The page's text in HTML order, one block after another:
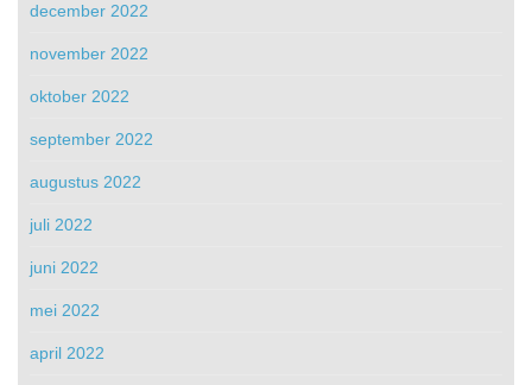
december 2022
november 2022
oktober 2022
september 2022
augustus 2022
juli 2022
juni 2022
mei 2022
april 2022